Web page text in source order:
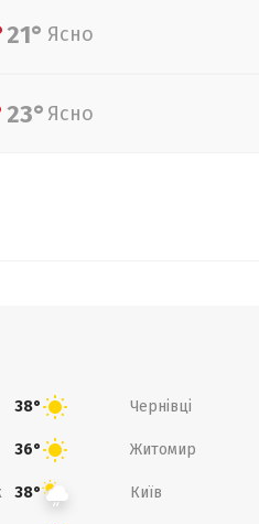
21° Ясно
23° Ясно
38° Чернівці
36° Житомир
38° Київ